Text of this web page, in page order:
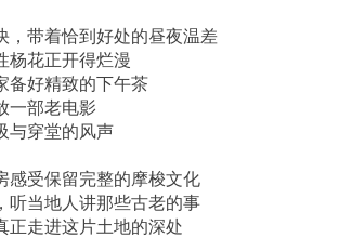
，带着恰到好处的昼夜温差
杨花正开得烂漫
备好精致的下午茶
一部老电影
与穿堂的风声
感受保留完整的摩梭文化
听当地人讲那些古老的事
正走进这片土地的深处